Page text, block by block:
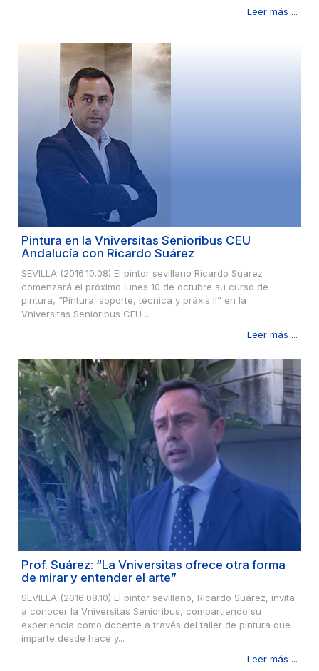
Leer más ...
Pintura en la Vniversitas Senioribus CEU
Andalucía con Ricardo Suárez
SEVILLA (2016.10.08) El pintor sevillano Ricardo Suárez
comenzará el próximo lunes 10 de octubre su curso de
pintura, “Pintura: soporte, técnica y práxis II” en la
Vniversitas Senioribus CEU ...
Leer más ...
Prof. Suárez: “La Vniversitas ofrece otra forma
de mirar y entender el arte”
SEVILLA (2016.08.10) El pintor sevillano, Ricardo Suárez, invita
a conocer la Vniversitas Senioribus, compartiendo su
experiencia como docente a través del taller de pintura que
imparte desde hace y...
Leer más ...